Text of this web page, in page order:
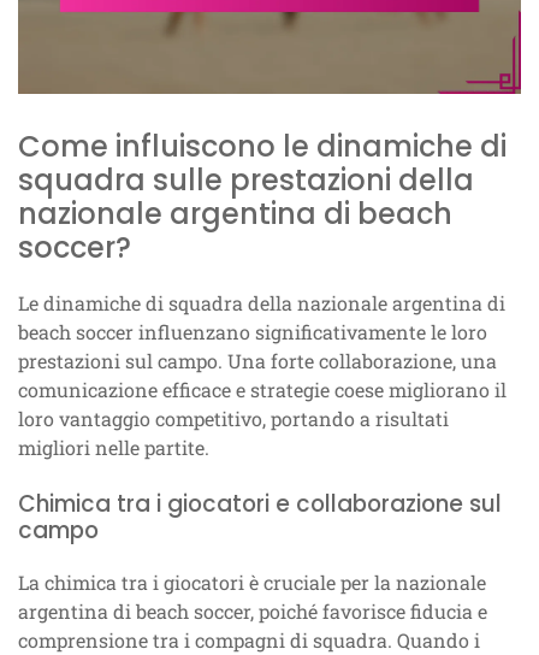
Come influiscono le dinamiche di
squadra sulle prestazioni della
nazionale argentina di beach
soccer?
Le dinamiche di squadra della nazionale argentina di
beach soccer influenzano significativamente le loro
prestazioni sul campo. Una forte collaborazione, una
comunicazione efficace e strategie coese migliorano il
loro vantaggio competitivo, portando a risultati
migliori nelle partite.
Chimica tra i giocatori e collaborazione sul
campo
La chimica tra i giocatori è cruciale per la nazionale
argentina di beach soccer, poiché favorisce fiducia e
comprensione tra i compagni di squadra. Quando i